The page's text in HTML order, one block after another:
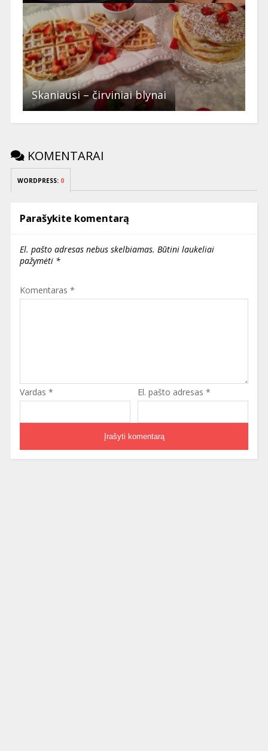
Skaniausi – čirviniai blynai
KOMENTARAI
WORDPRESS: 0
Parašykite komentarą
El. pašto adresas nebus skelbiamas. Būtini laukeliai
pažymėti *
Komentaras *
Vardas * El. pašto adresas *